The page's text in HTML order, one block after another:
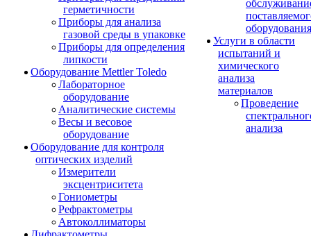
герметичности
Приборы для анализа
газовой среды в упаковке
Приборы для определения
липкости
Оборудование Mettler Toledo
Лабораторное
оборудование
Аналитические системы
Весы и весовое
оборудование
Оборудование для контроля
оптических изделий
Измерители
эксцентриситета
Гониометры
Рефрактометры
Автоколлиматоры
оборудования
Услуги в области
испытаний и
химического
анализа
материалов
Проведение
анализа